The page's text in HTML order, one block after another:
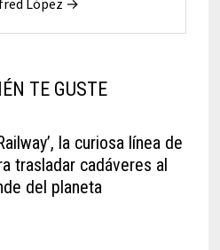
TE GUSTE
la curiosa línea de
trasladar cadáveres al
del planeta